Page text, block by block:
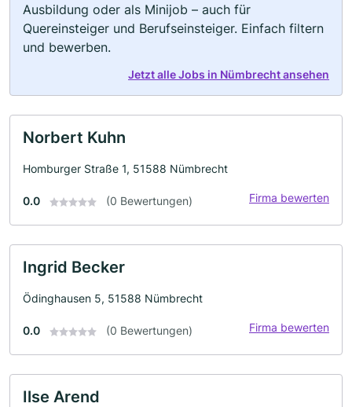
Ausbildung oder als Minijob – auch für
Quereinsteiger und Berufseinsteiger. Einfach filtern
und bewerben.
Jetzt alle Jobs in Nümbrecht ansehen
Norbert Kuhn
Homburger Straße 1, 51588 Nümbrecht
0.0 (0 Bewertungen) Firma bewerten
Ingrid Becker
Ödinghausen 5, 51588 Nümbrecht
0.0 (0 Bewertungen) Firma bewerten
Ilse Arend